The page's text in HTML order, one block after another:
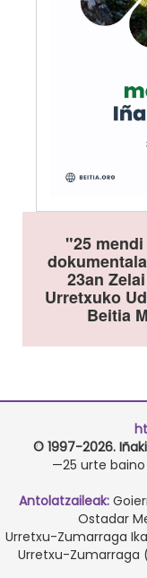
"25
23an
Urretxuko
Beitia
© 1997-2026.
—25 urte
Antolatzaileak:
Ostadar
Urretxu-Zumarraga
Urretxu-Zumarraga